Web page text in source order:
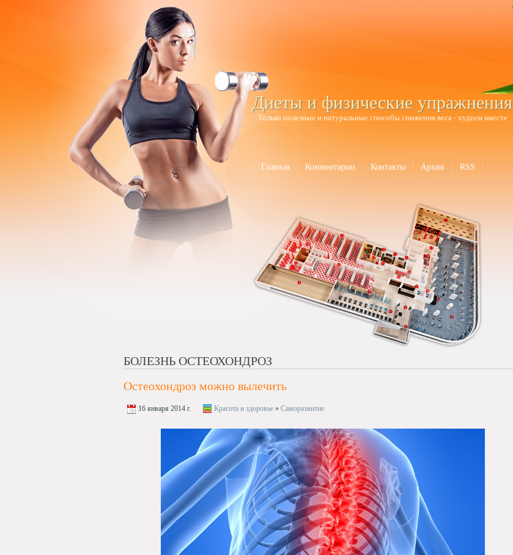
Диеты и физические упражнения
Только полезные и натуральные способы снижения веса - худеем вместе
Главная Комментарии Контакты Архив RSS
БОЛЕЗНЬ ОСТЕОХОНДРОЗ
Остеохондроз можно вылечить
16 января 2014 г. Красота и здоровье » Саморазвитие